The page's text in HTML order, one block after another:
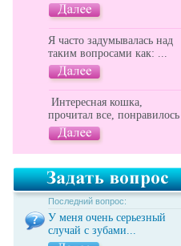
Я часто задумывалась над
таким вопросами как: ...
Интересная кошка,
прочитал все, понравилось
Последний вопрос:
У меня очень серьезный
случай с зубами...